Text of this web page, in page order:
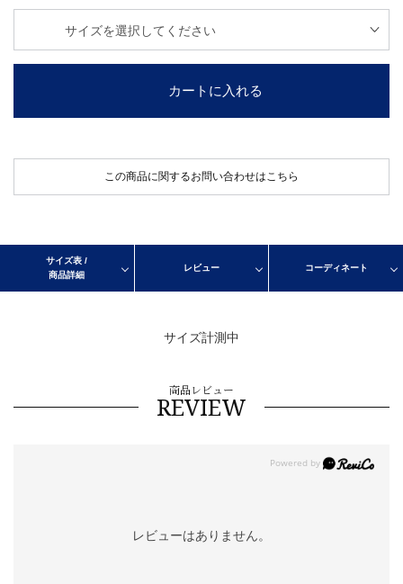
カートに入れる
この商品に関するお問い合わせはこちら
サイズ表 /
商品詳細
レビュー コーディネート
サイズ計測中
商品レビュー
REVIEW
レビューはありません。